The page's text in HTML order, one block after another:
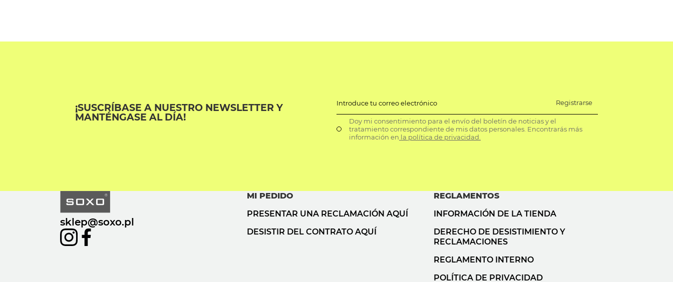
¡SUSCRÍBASE A NUESTRO NEWSLETTER Y
MANTÉNGASE AL DÍA!
Introduce tu correo electrónico Registrarse
Doy mi consentimiento para el envío del boletín de noticias y el
tratamiento correspondiente de mis datos personales. Encontrarás más
información en la política de privacidad.
sklep@soxo.pl
MI PEDIDO
PRESENTAR UNA RECLAMACIÓN AQUÍ
DESISTIR DEL CONTRATO AQUÍ
REGLAMENTOS
INFORMACIÓN DE LA TIENDA
DERECHO DE DESISTIMIENTO Y
RECLAMACIONES
REGLAMENTO INTERNO
POLÍTICA DE PRIVACIDAD